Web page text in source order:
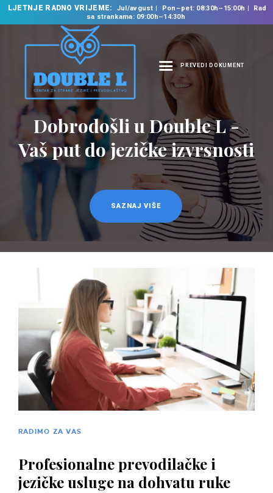
LJETNJE RADNO VRIJEME: Jul/avgust Pon–pet: 08:30h–15:00h
Rad
sa strankama: 09:00h–14:30h
PREVEDI DOKUMENT
NASLOVNA
O NAMA
NAŠE USLUGE
ŠKOLA STRANIH
JEZIKA
PREVODILAČKI BIRO
KURSEVI
NOVOSTI
KONTAKT
Prevodilačke usluge
na 35 jezika
SAZNAJ VIŠE
RADIMO ZA VAS
Profesionalne prevodilačke i
jezičke usluge na dohvatu ruke